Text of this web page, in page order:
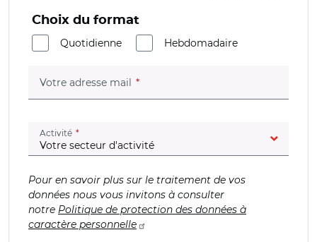
Choix du format
Quotidienne
Hebdomadaire
Votre adresse mail (champ obligatoire)
Activité (champ obligatoire)
Pour en savoir plus sur le traitement de vos
données nous vous invitons à consulter
notre Politique de protection des données à
caractère personnelle